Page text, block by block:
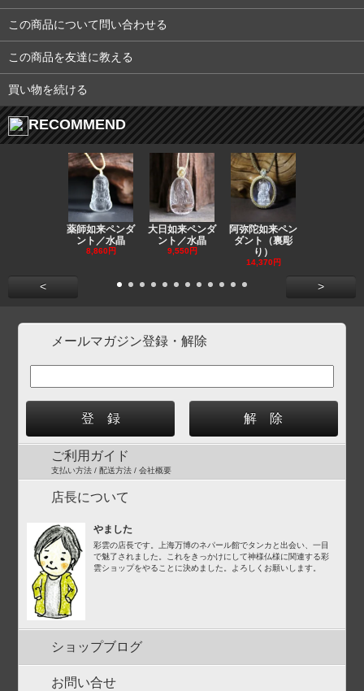
この商品について問い合わせる
この商品を友達に教える
買い物を続ける
RECOMMEND
薬師如来ペンダ
ント／水晶
8,860円
大日如来ペンダ
ント／水晶
9,550円
阿弥陀如来ペン
ダント（裏彫
り）
14,370円
< >
メールマガジン登録・解除
ご利用ガイド
支払い方法 / 配送方法 / 会社概要
店長について
やました
彩雲の店長です。上海万博のネパール館でタンカと出会い、一目
で魅了されました。これをきっかけにして神様仏様に関連する彩
雲ショップをやることに決めました。よろしくお願いします。
ショップブログ
お問い合せ